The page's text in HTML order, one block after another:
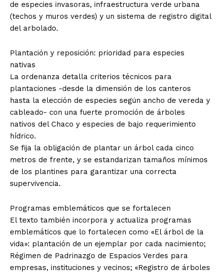
de especies invasoras, infraestructura verde urbana
(techos y muros verdes) y un sistema de registro digital
del arbolado.
Plantación y reposición: prioridad para especies
nativas
La ordenanza detalla criterios técnicos para
plantaciones -desde la dimensión de los canteros
hasta la elección de especies según ancho de vereda y
cableado- con una fuerte promoción de árboles
nativos del Chaco y especies de bajo requerimiento
hídrico.
Se fija la obligación de plantar un árbol cada cinco
metros de frente, y se estandarizan tamaños mínimos
de los plantines para garantizar una correcta
supervivencia.
Programas emblemáticos que se fortalecen
El texto también incorpora y actualiza programas
emblemáticos que lo fortalecen como «El árbol de la
vida»: plantación de un ejemplar por cada nacimiento;
Régimen de Padrinazgo de Espacios Verdes para
empresas, instituciones y vecinos; «Registro de árboles